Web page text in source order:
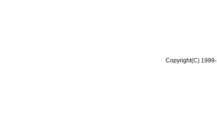
Copyright(C)